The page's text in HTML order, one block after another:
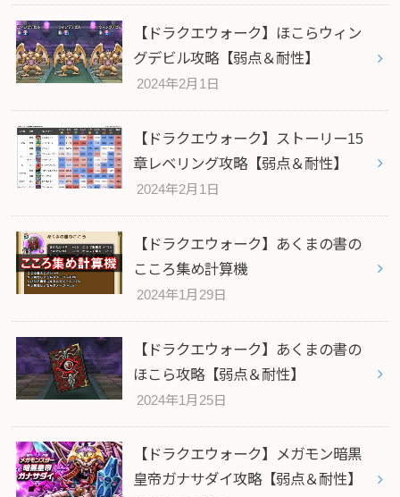
【ドラクエウォーク】ほこらウィン
グデビル攻略【弱点＆耐性】
2024年2月1日
【ドラクエウォーク】ストーリー15
章レベリング攻略【弱点＆耐性】
2024年2月1日
【ドラクエウォーク】あくまの書の
こころ集め計算機
2024年1月29日
【ドラクエウォーク】あくまの書の
ほこら攻略【弱点＆耐性】
2024年1月25日
【ドラクエウォーク】メガモン暗黒
皇帝ガナサダイ攻略【弱点＆耐性】